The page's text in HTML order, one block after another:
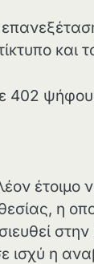
και
402
η
ισχύ η